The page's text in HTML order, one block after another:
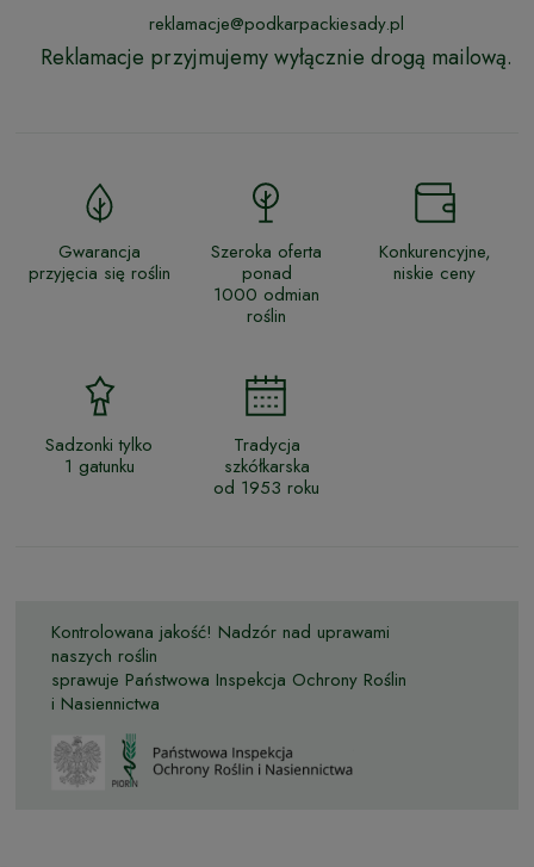
reklamacje@podkarpackiesady.pl
Reklamacje przyjmujemy wyłącznie drogą mailową.
Gwarancja
przyjęcia się roślin
Szeroka oferta
ponad
1000 odmian
roślin
Konkurencyjne,
niskie ceny
Sadzonki tylko
1 gatunku
Tradycja
szkółkarska
od 1953 roku
Kontrolowana jakość! Nadzór nad uprawami
naszych roślin
sprawuje Państwowa Inspekcja Ochrony Roślin
i Nasiennictwa